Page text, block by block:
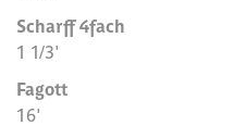
Scharff 4fach
1 1/3'
Fagott
16'